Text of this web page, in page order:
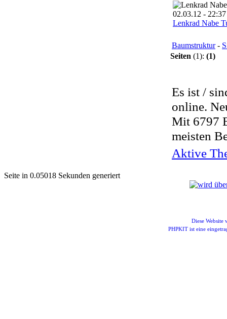
Lenkrad Nabe
Baumstruktur-
Seiten (1): (1)
Es ist /
online.
Mit 6797
meisten
Aktive
Seite in 0.05018 Sekunden generiert
Diese Website
PHPKIT ist eine